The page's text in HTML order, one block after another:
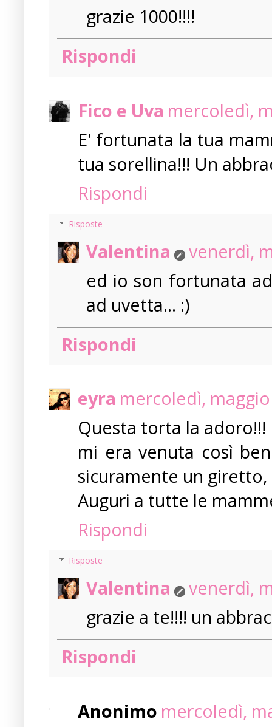
grazie 1000!!!!
Rispondi
Fico e Uva mercoledì,
E' fortunata la tua
tua sorellina!!! Un
Rispondi
Risposte
Valentina
venerdì,
ed io son fortunata
ad uvetta... :)
Rispondi
eyra mercoledì,
Questa torta la
mi era venuta così
sicuramente un giretto,
Auguri a tutte le
Rispondi
Risposte
Valentina
venerdì,
grazie a te!!!! un
Rispondi
Anonimo mercoledì,